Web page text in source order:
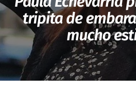
tripita de
mucho